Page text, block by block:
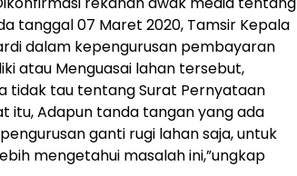
tanggal 07 Maret 2020, Tamsir Kepala
dalam kepengurusan pembayaran
atau Menguasai lahan tersebut,
tidak tau tentang Surat Pernyataan
itu, Adapun tanda tangan yang ada
ganti rugi lahan saja, untuk
mengetahui masalah ini,”ungkap